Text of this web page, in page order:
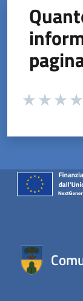
Valuta da 1 a